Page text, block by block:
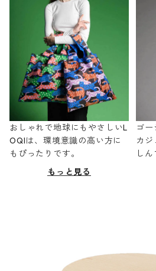
おしゃれで地球にもやさしいL
OQIは、環境意識の高い方に
もぴったりです。
もっと見る
ゴー
カ
しん